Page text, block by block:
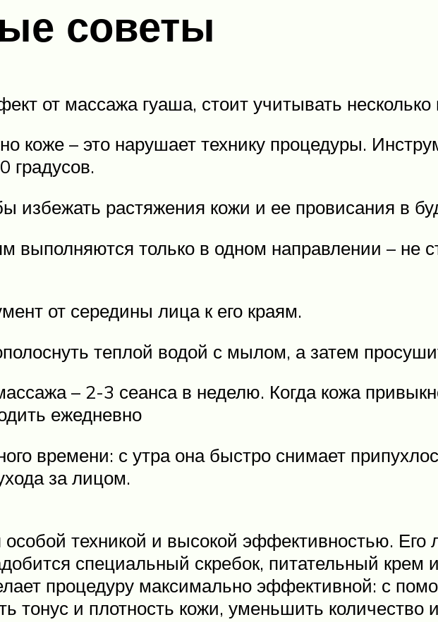
советы
от массажа гуаша, стоит учитывать
коже – это нарушает технику процедуры.
градусов.
избежать растяжения кожи и ее провисания в
только в одном направлении – не
от середины лица к его краям.
теплой водой с мылом, а затем
– 2-3 сеанса в неделю. Когда кожа
ежедневно
времени: с утра она быстро снимает
за лицом.
техникой и высокой эффективностью. Его
специальный скребок, питательный крем
процедуру максимально эффективной: с
тонус и плотность кожи, уменьшить количество